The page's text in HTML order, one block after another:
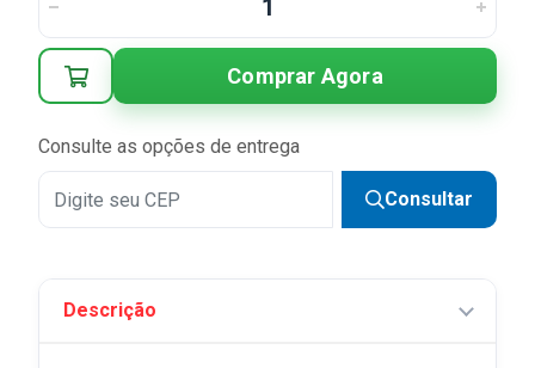
Comprar Agora
Consulte as opções de entrega
Consultar
Descrição